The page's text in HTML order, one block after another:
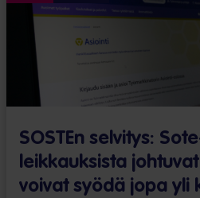
SOSTEn selvitys:
leikkauksista
voivat syödä jopa yli